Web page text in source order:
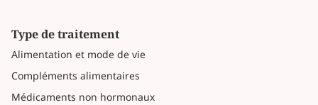
Type de traitement
Alimentation et mode de vie
Compléments alimentaires
Médicaments non hormonaux